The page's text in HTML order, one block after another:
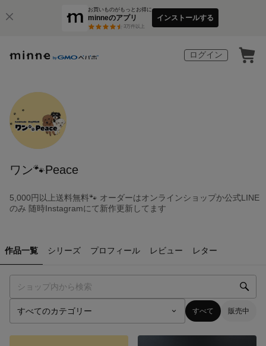
お買いものがもっとお得に
minneのアプリ
3万件以上
インストールする
ログイン
ワン🐾Peace
5,000円以上送料無料🐾 オーダーはオンラインショップか公式LINE
のみ 随時Instagramにて新作更新してます
作品一覧 シリーズ プロフィール レビュー レター
すべて 販売中